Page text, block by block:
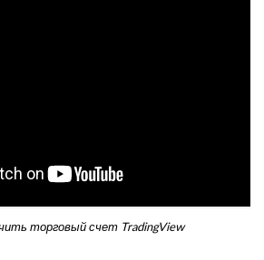
торговый счет TradingView